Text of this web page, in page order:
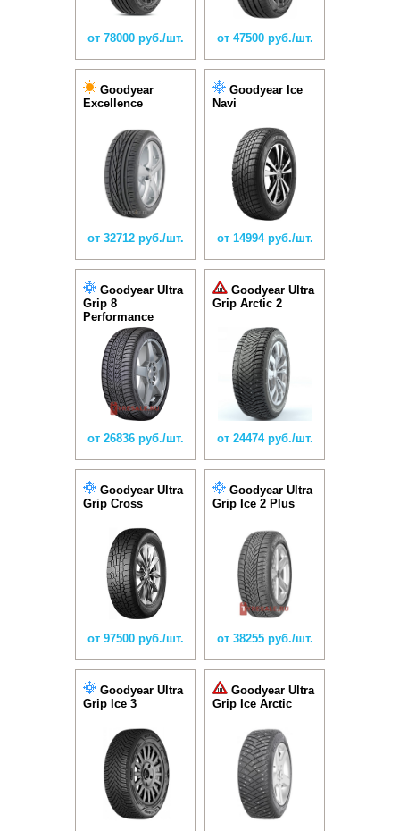
от 78000 руб./шт. от 47500 руб./шт.
Goodyear
Excellence
от 32712 руб./шт.
Goodyear Ice
Navi
от 14994 руб./шт.
Goodyear Ultra
Grip 8
Performance
от 26836 руб./шт.
Goodyear Ultra
Grip Arctic 2
от 24474 руб./шт.
Goodyear Ultra
Grip Cross
от 97500 руб./шт.
Goodyear Ultra
Grip Ice 2 Plus
от 38255 руб./шт.
Goodyear Ultra
Grip Ice 3
Goodyear Ultra
Grip Ice Arctic